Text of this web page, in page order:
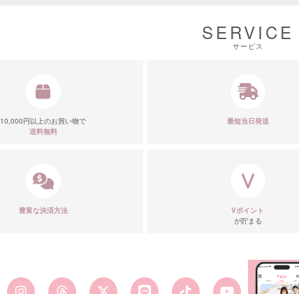
SERVICE
サービス
10,000円以上のお買い物で
送料無料
最短当日発送
豊富な決済方法
Vポイント
が貯まる